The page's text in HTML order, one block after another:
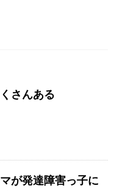
さんある
が発達障害っ子に